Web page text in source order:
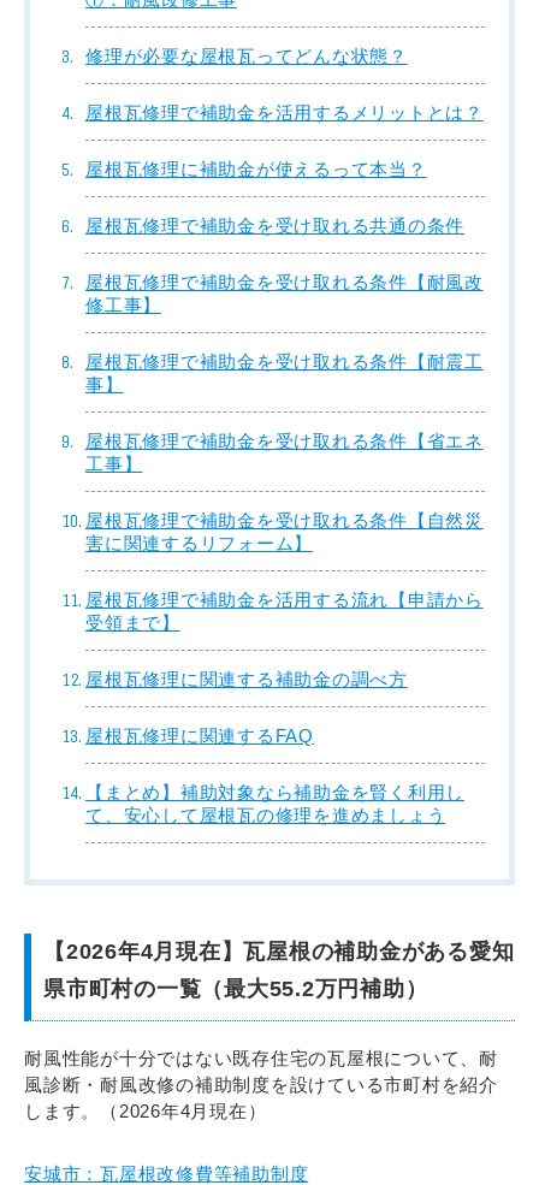
修理が必要な屋根瓦ってどんな状態？
屋根瓦修理で補助金を活用するメリットとは？
屋根瓦修理に補助金が使えるって本当？
屋根瓦修理で補助金を受け取れる共通の条件
屋根瓦修理で補助金を受け取れる条件【耐風改
修工事】
屋根瓦修理で補助金を受け取れる条件【耐震工
事】
屋根瓦修理で補助金を受け取れる条件【省エネ
工事】
屋根瓦修理で補助金を受け取れる条件【自然災
害に関連するリフォーム】
屋根瓦修理で補助金を活用する流れ【申請から
受領まで】
屋根瓦修理に関連する補助金の調べ方
屋根瓦修理に関連するFAQ
【まとめ】補助対象なら補助金を賢く利用し
て、安心して屋根瓦の修理を進めましょう
【2026年4月現在】瓦屋根の補助金がある愛知
県市町村の一覧（最大55.2万円補助）
耐風性能が十分ではない既存住宅の瓦屋根について、耐
風診断・耐風改修の補助制度を設けている市町村を紹介
します。（2026年4月現在）
安城市：瓦屋根改修費等補助制度